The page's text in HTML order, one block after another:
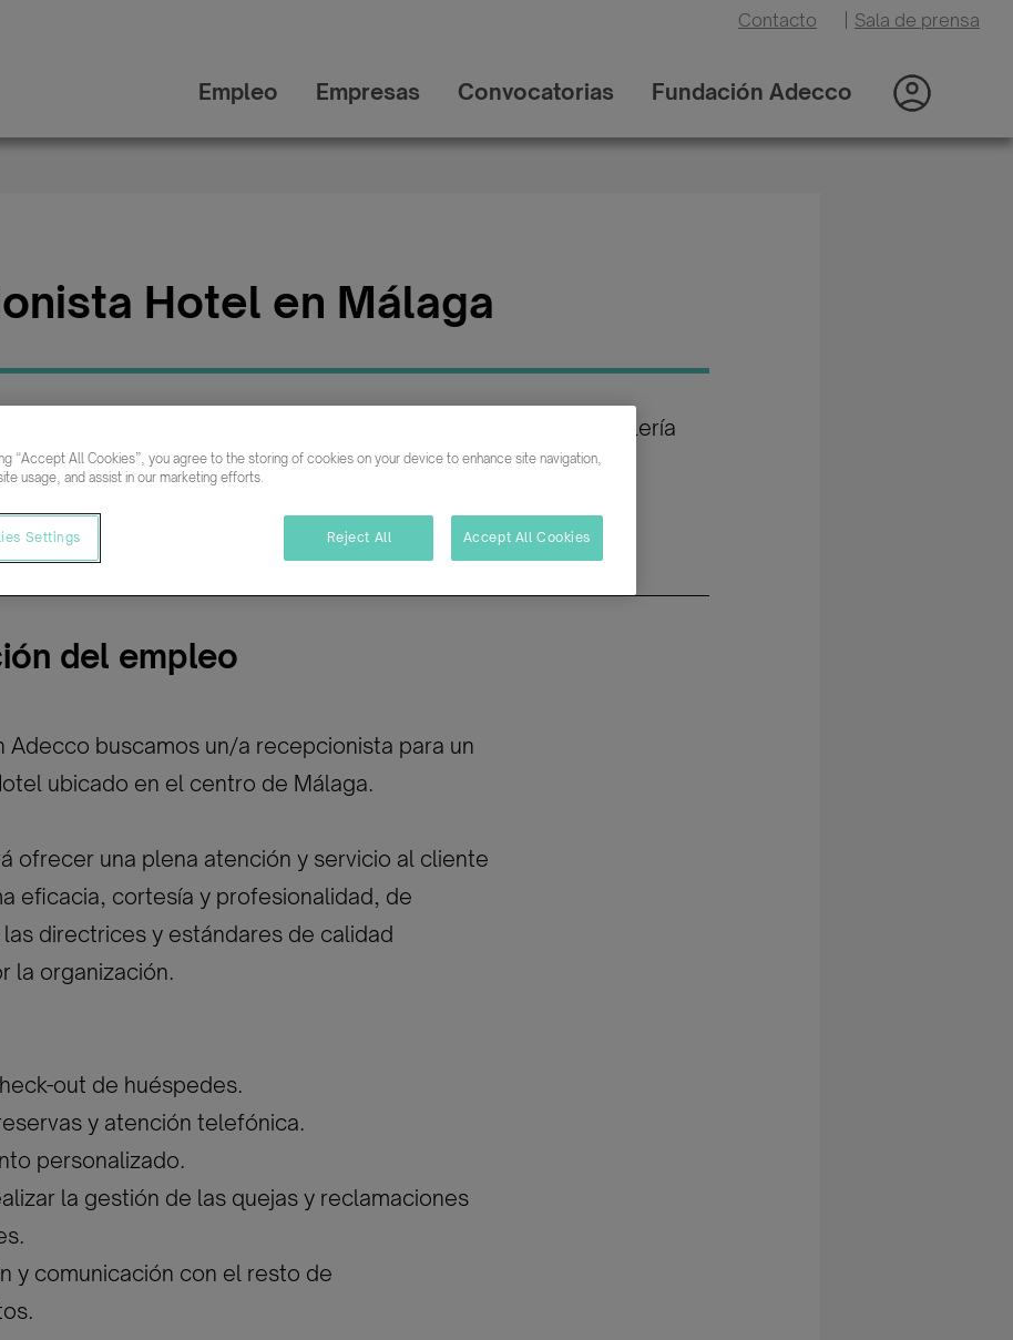
Contacto Sala de prensa
Empleo Empresas Convocatorias Fundación Adecco
Hotel en Málaga
Categoría: Hostelería
/ Turismo /
Restauración
Indefinido
del empleo
Adecco buscamos un/a recepcionista para un
ubicado en el centro de Málaga.
ofrecer una plena atención y servicio al cliente
eficacia, cortesía y profesionalidad, de
directrices y estándares de calidad
la organización.
out de huéspedes.
y atención telefónica.
personalizado.
la gestión de las quejas y reclamaciones
y comunicación con el resto de
“Accept All Cookies”, you agree to the storing of cookies on your device to enhance site navigation,
usage, and assist in our marketing efforts.
Settings Reject All Accept All Cookies